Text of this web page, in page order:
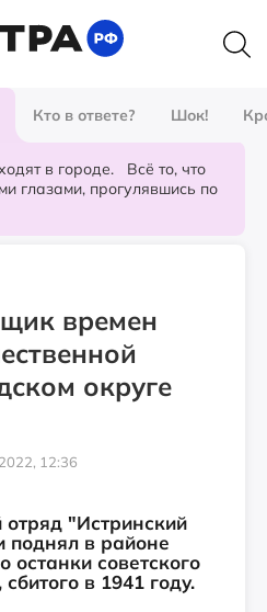
Кто в ответе? Шок!
в городе. Всё то, что
глазами, прогулявшись по
времен
округе
12:36
"Истринский
в районе
советского
в 1941 году.